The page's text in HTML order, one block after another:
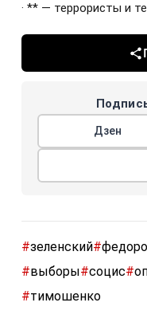
· ** — террористы и
Дзен
#зеленский#
#выборы#социс#
#тимошенко